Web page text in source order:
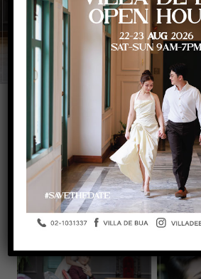
ขอบคุณคู่บ่าว-สาว ที่ไว้วางใจให้ วิลล
หนึ่งในการถ่าย Pre-wedding ค่ะ ภาพ
และสวีทสุดๆ สถานที่ของเราไม่ว่ามุ
ออกมาสวยทุกมุมค่ะ